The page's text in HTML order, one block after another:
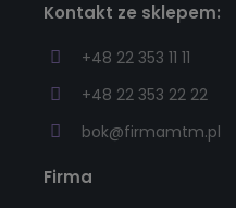
Kontakt ze sklepem:
+48 22 353 11 11
+48 22 353 22 22
bok@firmamtm.pl
Firma